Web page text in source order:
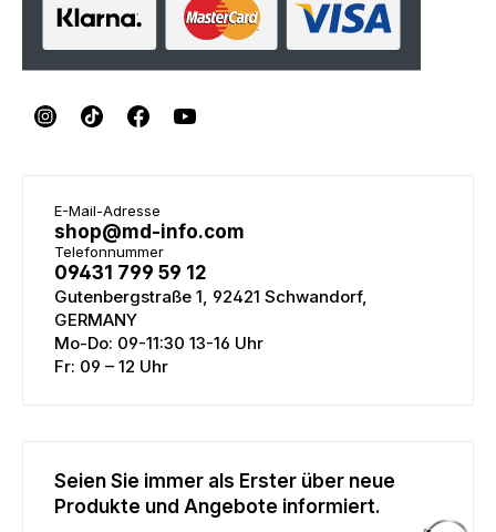
E-Mail-Adresse
shop@md-info.com
Telefonnummer
09431 799 59 12
Gutenbergstraße 1, 92421 Schwandorf,
GERMANY
Mo-Do: 09-11:30 13-16 Uhr
Fr: 09 – 12 Uhr
Seien Sie immer als Erster über neue
Produkte und Angebote informiert.